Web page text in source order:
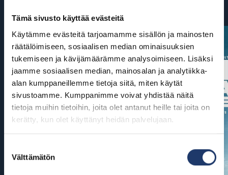
Tämä sivusto käyttää evästeitä
Käytämme evästeitä tarjoamamme sisällön ja mainosten
räätälöimiseen, sosiaalisen median ominaisuuksien
tukemiseen ja kävijämäärämme analysoimiseen. Lisäksi
jaamme sosiaalisen median, mainosalan ja analytiikka-
alan kumppaneillemme tietoja siitä, miten käytät
sivustoamme. Kumppanimme voivat yhdistää näitä
tietoja muihin tietoihin, joita olet antanut heille tai joita on
kerätty, kun olet käyttänyt heidän palvelujaan.
valinta
Välttämätön